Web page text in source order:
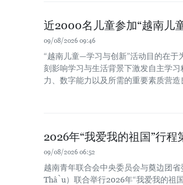
近2000名儿童参加“越南儿
09/08/2026 09:46
“越南儿童—学习与创新”活动目的在于
刻影响学习与生活背景下激发自主学
力、数字能力以及所需的重要素质营造
2026年“我爱我的祖国”行
09/08/2026 06:52
越南青年联合会中央委员会与奠边团
Thầu）联合举行2026年“我爱我的祖